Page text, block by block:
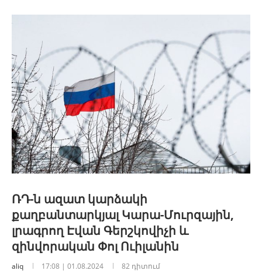
ՌԴ-ն ազատ կարձակի
քաղբանտարկյալ Կարա-Մուրզային,
լրագրող Էվան Գերշկովիչի և
զինվորական Փոլ Ուիլանին
aliq 17:08 | 01.08.2024 82 դիտում